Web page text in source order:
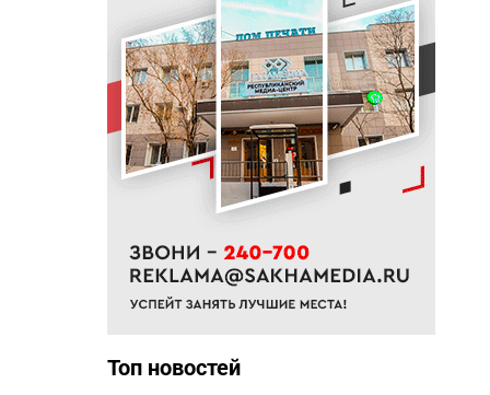
19:00
Почти 22 тысячи услуг оказал
Центр социально-
психологической поддержки
семьи и молодежи
18:45
В Якутии стартовала
благотворительная акция
«Помоги пойти учиться»
могут пройти бесплатную
диспансеризацию
кризисной службы
Топ новостей